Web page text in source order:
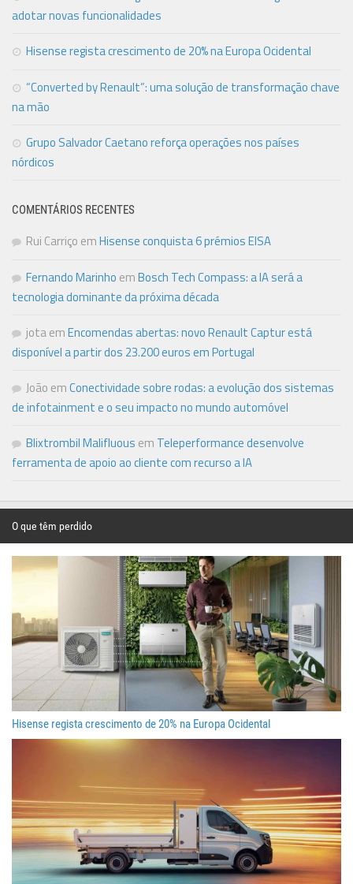
adotar novas funcionalidades
Hisense regista crescimento de 20% na Europa Ocidental
“Converted by Renault”: uma solução de transformação chave
na mão
Grupo Salvador Caetano reforça operações nos países
nórdicos
COMENTÁRIOS RECENTES
Rui Carriço emHisense conquista 6 prémios EISA
Fernando Marinho emBosch Tech Compass: a IA será a
tecnologia dominante da próxima década
jotaemEncomendas abertas: novo Renault Captur está
disponível a partir dos 23.200 euros em Portugal
João emConectividade sobre rodas: a evolução dos sistemas
de infotainment e o seu impacto no mundo automóvel
Blixtrombil Malifluous em Teleperformance desenvolve
ferramenta de apoio ao cliente com recurso a IA
O que têm perdido
Hisense regista crescimento de 20% na Europa Ocidental